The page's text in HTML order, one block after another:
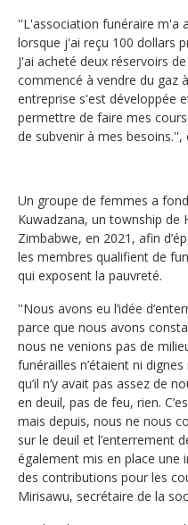
''L'association funéraire m'a
lorsque j'ai reçu 100 dollars
J'ai acheté deux réservoirs
commencé à vendre du gaz
entreprise s'est développée
permettre de faire mes
de subvenir à mes besoins.'',
Un groupe de femmes a
Kuwadzana, un township de
Zimbabwe, en 2021, afin
les membres qualifient de
qui exposent la pauvreté.
''Nous avons eu l’idée
parce que nous avons
nous ne venions pas de
funérailles n’étaient ni
qu’il n’y avait pas assez de
en deuil, pas de feu, rien.
mais depuis, nous ne nous
sur le deuil et l’enterrement
également mis en place une
des contributions pour les
Mirisawu, secrétaire de la